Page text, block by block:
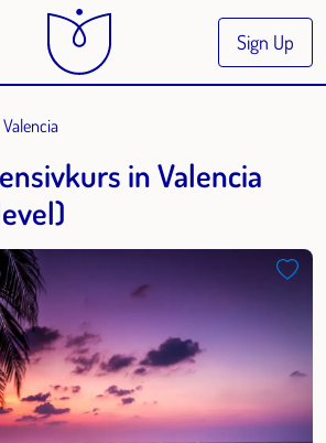
Sign Up
Valencia
in Valencia